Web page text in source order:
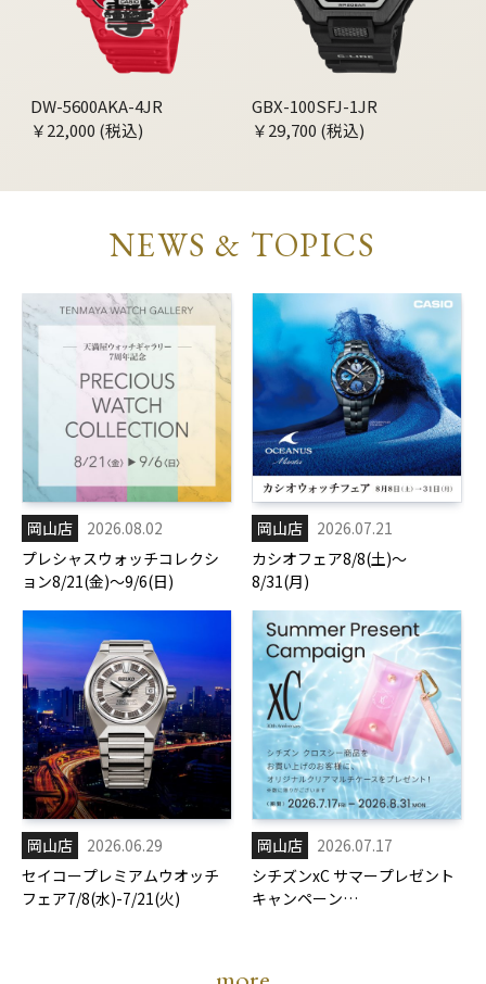
DW-5600AKA-4JR
￥22,000 (税込)
GBX-100SFJ-1JR
￥29,700 (税込)
NEWS & TOPICS
岡山店
2026.08.02
プレシャスウォッチコレクシ
ョン8/21(金)～9/6(日)
岡山店
2026.07.21
カシオフェア8/8(土)～
8/31(月)
岡山店
2026.06.29
セイコープレミアムウオッチ
フェア7/8(水)-7/21(火)
岡山店
2026.07.17
シチズンxC サマープレゼント
キャンペーン